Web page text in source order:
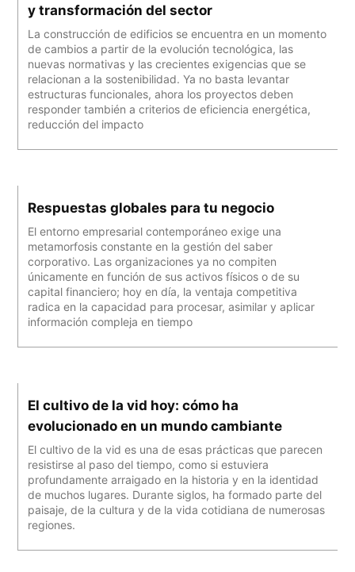
y transformación del sector
La construcción de edificios se encuentra en un momento
de cambios a partir de la evolución tecnológica, las
nuevas normativas y las crecientes exigencias que se
relacionan a la sostenibilidad. Ya no basta levantar
estructuras funcionales, ahora los proyectos deben
responder también a criterios de eficiencia energética,
reducción del impacto
Respuestas globales para tu negocio
El entorno empresarial contemporáneo exige una
metamorfosis constante en la gestión del saber
corporativo. Las organizaciones ya no compiten
únicamente en función de sus activos físicos o de su
capital financiero; hoy en día, la ventaja competitiva
radica en la capacidad para procesar, asimilar y aplicar
información compleja en tiempo
El cultivo de la vid hoy: cómo ha
evolucionado en un mundo cambiante
El cultivo de la vid es una de esas prácticas que parecen
resistirse al paso del tiempo, como si estuviera
profundamente arraigado en la historia y en la identidad
de muchos lugares. Durante siglos, ha formado parte del
paisaje, de la cultura y de la vida cotidiana de numerosas
regiones.